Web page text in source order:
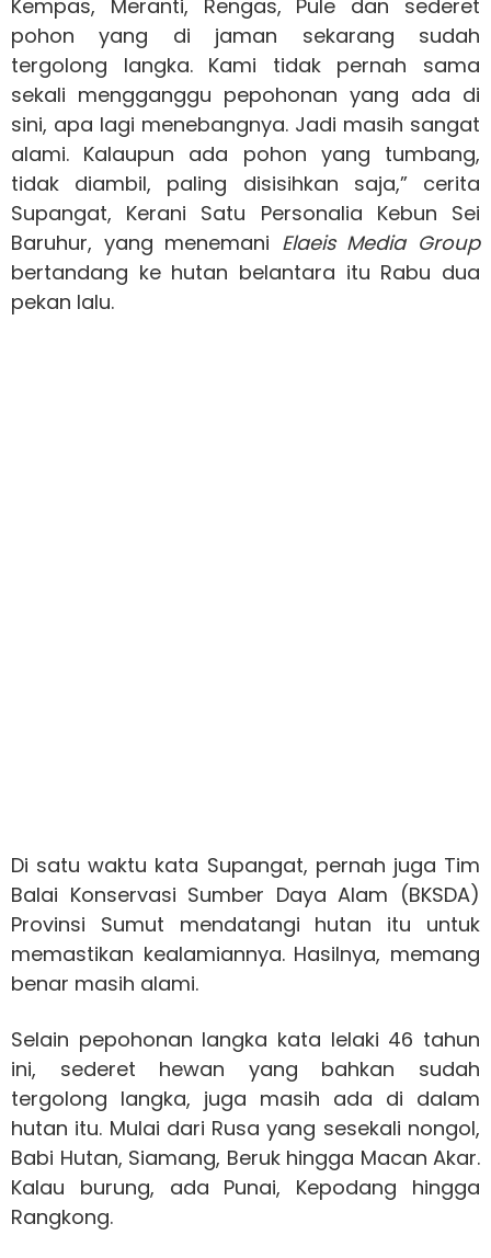
Kempas, Meranti, Rengas, Pule dan sederet
pohon yang di jaman sekarang sudah
tergolong langka. Kami tidak pernah sama
sekali mengganggu pepohonan yang ada di
sini, apa lagi menebangnya. Jadi masih sangat
alami. Kalaupun ada pohon yang tumbang,
tidak diambil, paling disisihkan saja,” cerita
Supangat, Kerani Satu Personalia Kebun Sei
Baruhur, yang menemani Elaeis Media Group
bertandang ke hutan belantara itu Rabu dua
pekan lalu.
Di satu waktu kata Supangat, pernah juga Tim
Balai Konservasi Sumber Daya Alam (BKSDA)
Provinsi Sumut mendatangi hutan itu untuk
memastikan kealamiannya. Hasilnya, memang
benar masih alami.
Selain pepohonan langka kata lelaki 46 tahun
ini, sederet hewan yang bahkan sudah
tergolong langka, juga masih ada di dalam
hutan itu. Mulai dari Rusa yang sesekali nongol,
Babi Hutan, Siamang, Beruk hingga Macan Akar.
Kalau burung, ada Punai, Kepodang hingga
Rangkong.